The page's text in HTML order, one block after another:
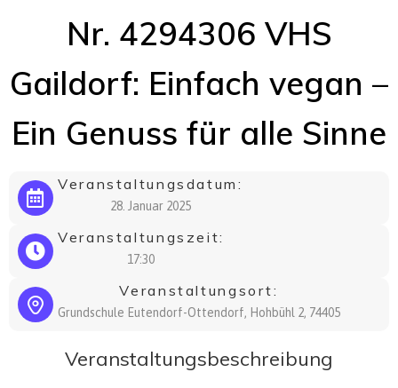
Nr. 4294306 VHS
Gaildorf: Einfach vegan –
Ein Genuss für alle Sinne
Veranstaltungsdatum:
28. Januar 2025
Veranstaltungszeit:
17:30
Veranstaltungsort:
Grundschule Eutendorf-Ottendorf, Hohbühl 2, 74405
Veranstaltungsbeschreibung